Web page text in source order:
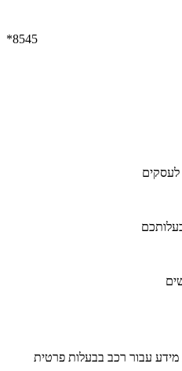
*8545
מידע עבור רכב בבעלות פרטית